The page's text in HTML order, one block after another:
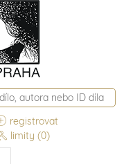
registrovat
limity (0)